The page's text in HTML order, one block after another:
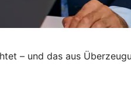
– und das aus